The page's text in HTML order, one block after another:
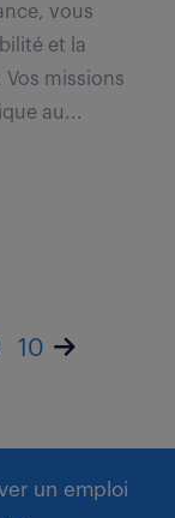
vous
et la
missions
au...
10
un emploi